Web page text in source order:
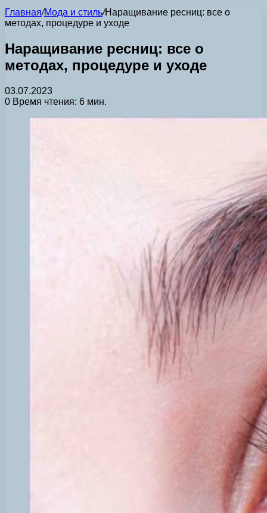
Главная/Мода и стиль/Наращивание ресниц: все о
методах, процедуре и уходе
Наращивание ресниц: все о
методах, процедуре и уходе
03.07.2023
0 Время чтения: 6 мин.